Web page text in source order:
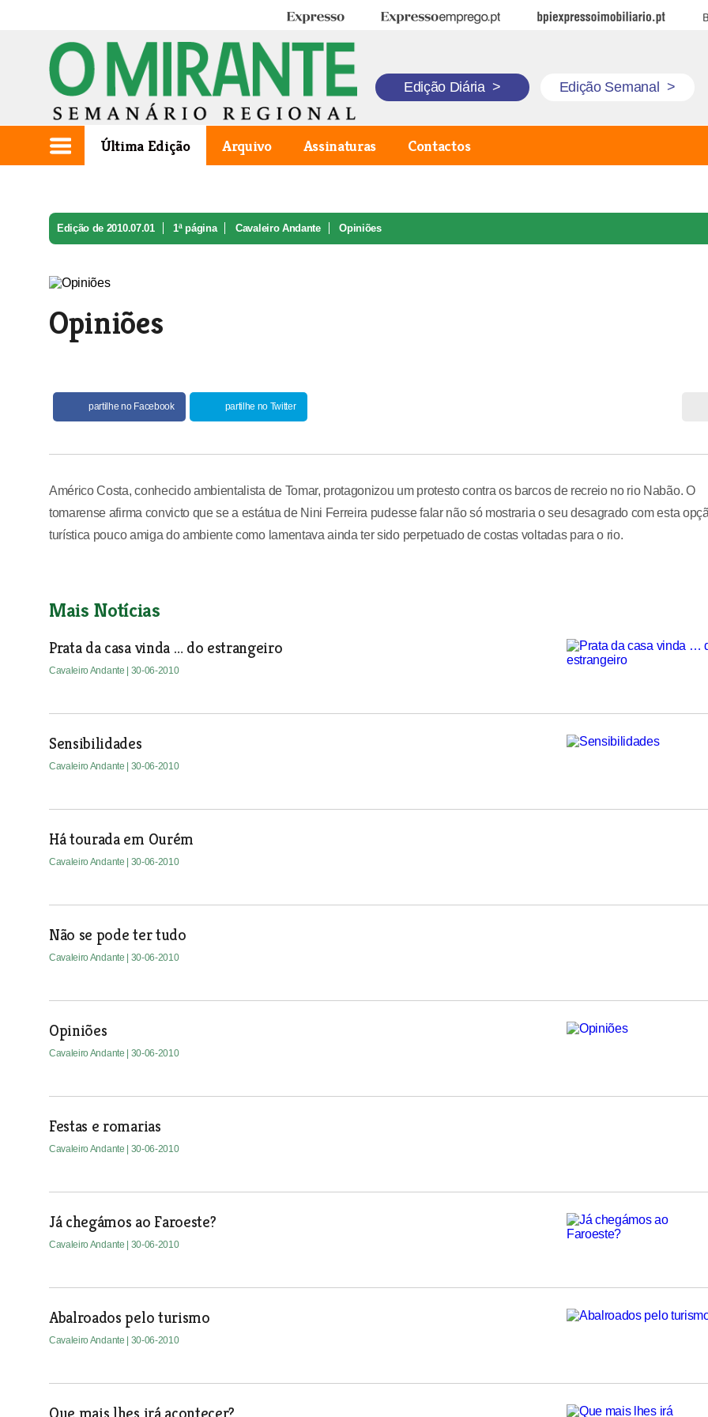
Expresso Expresso Emprego BPI Expresso Imobiliário
Edição Diária > Edição Semanal >
Última Edição Arquivo Assinaturas Contactos
Edição de 2010.07.01 1ª página Cavaleiro Andante Opiniões
Opiniões
partilhe no Facebook partilhe no Twitter
Américo Costa, conhecido ambientalista de Tomar, protagonizou um protesto contra os barcos de recreio no rio Nabão. O
tomarense afirma convicto que se a estátua de Nini Ferreira pudesse falar não só mostraria o seu desagrado com esta
turística pouco amiga do ambiente como lamentava ainda ter sido perpetuado de costas voltadas para o rio.
Mais Notícias
Prata da casa vinda … do estrangeiro
Cavaleiro Andante | 30-06-2010
Sensibilidades
Cavaleiro Andante | 30-06-2010
Há tourada em Ourém
Cavaleiro Andante | 30-06-2010
Não se pode ter tudo
Cavaleiro Andante | 30-06-2010
Opiniões
Cavaleiro Andante | 30-06-2010
Festas e romarias
Cavaleiro Andante | 30-06-2010
Já chegámos ao Faroeste?
Cavaleiro Andante | 30-06-2010
Abalroados pelo turismo
Cavaleiro Andante | 30-06-2010